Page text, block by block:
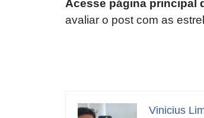
Acesse página principal
avaliar o post com as
Vinicius